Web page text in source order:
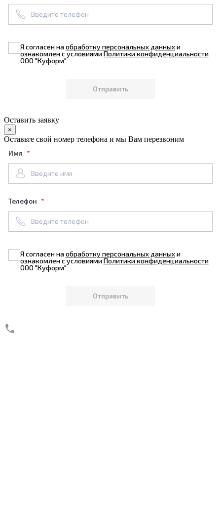
Я согласен наобработку персональных данныхи
ознакомлен с условиямиПолитики конфиденциальности
ООО "Куформ"
Оставить заявку
×
Оставьте свой номер телефона и мы Вам перезвоним
Имя
Телефон
Я согласен наобработку персональных данныхи
ознакомлен с условиямиПолитики конфиденциальности
ООО "Куформ"